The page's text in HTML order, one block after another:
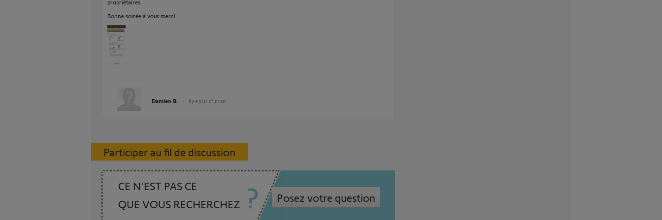
propriétaires
Bonne soirée à vous merci
Damien B. il y a plus d'un an
Participer au fil de discussion
CE N'EST PAS CE
QUE VOUS RECHERCHEZ
Posez votre question